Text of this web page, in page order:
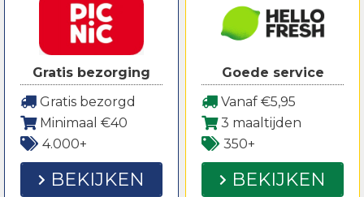
Gratis bezorging
Gratis bezorgd
Minimaal €40
4.000+
BEKIJKEN
Goede service
Vanaf €5,95
3 maaltijden
350+
BEKIJKEN